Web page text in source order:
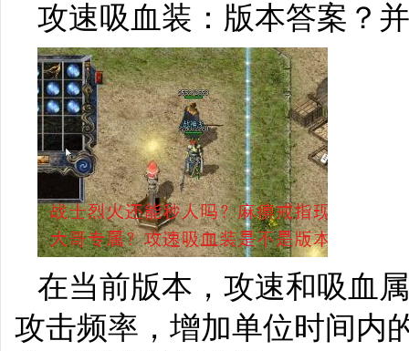
攻速吸血装：版本答案？
在当前版本，攻速和吸血
攻击频率，增加单位时间内